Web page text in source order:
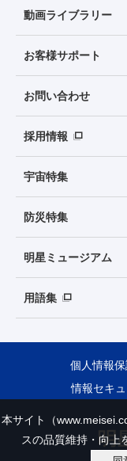
動画ライブラリー
お客様サポート
お問い合わせ
採用情報
宇宙特集
防災特集
明星ミュージアム
用語集
個人情報
情報セキ
本サイト（
スの品質維持・向上